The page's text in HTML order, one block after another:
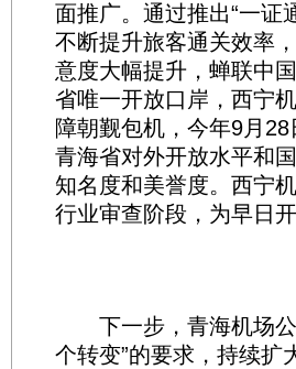
面推广。通过推出“一证
不断提升旅客通关效率
意度大幅提升，蝉联中
省唯一开放口岸，西宁
障朝觐包机，今年9月
青海省对外开放水平和
知名度和美誉度。西宁
行业审查阶段，为早日
下一步，青海机场公
个转变”的要求，持续扩